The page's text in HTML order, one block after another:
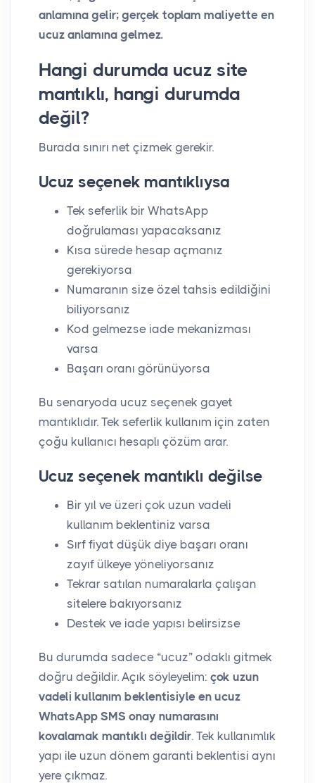
anlamına gelir; gerçek toplam maliyette en
ucuz anlamına gelmez.
Hangi durumda ucuz site
mantıklı, hangi durumda
değil?
Burada sınırı net çizmek gerekir.
Ucuz seçenek mantıklıysa
Tek seferlik bir WhatsApp
doğrulaması yapacaksanız
Kısa sürede hesap açmanız
gerekiyorsa
Numaranın size özel tahsis edildiğini
biliyorsanız
Kod gelmezse iade mekanizması
varsa
Başarı oranı görünüyorsa
Bu senaryoda ucuz seçenek gayet
mantıklıdır. Tek seferlik kullanım için zaten
çoğu kullanıcı hesaplı çözüm arar.
Ucuz seçenek mantıklı değilse
Bir yıl ve üzeri çok uzun vadeli
kullanım beklentiniz varsa
Sırf fiyat düşük diye başarı oranı
zayıf ülkeye yöneliyorsanız
Tekrar satılan numaralarla çalışan
sitelere bakıyorsanız
Destek ve iade yapısı belirsizse
Bu durumda sadece “ucuz” odaklı gitmek
doğru değildir. Açık söyleyelim: çok uzun
vadeli kullanım beklentisiyle en ucuz
WhatsApp SMS onay numarasını
kovalamak mantıklı değildir. Tek kullanımlık
yapı ile uzun dönem garanti beklentisi aynı
yere çıkmaz.